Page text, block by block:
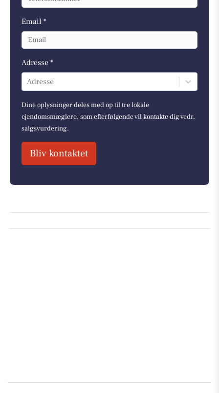
Email *
Adresse *
Adresse
Dine oplysninger deles med op til tre lokale
ejendomsmæglere, som efterfølgende vil kontakte dig vedr.
salgsvurdering.
Bliv kontaktet